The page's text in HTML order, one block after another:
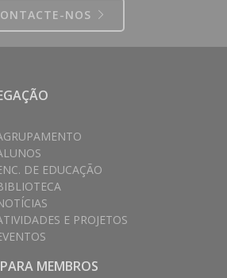
NOS
DE EDUCAÇÃO
E PROJETOS
PARA MEMBROS